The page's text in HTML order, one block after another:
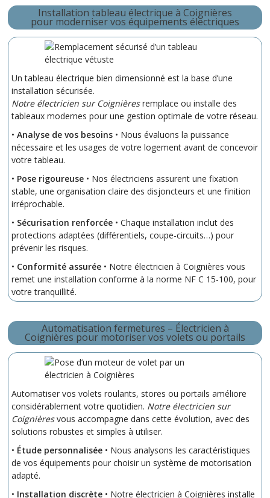
Installation tableau électrique à Coignières
pour moderniser vos équipements électriques
Un tableau électrique bien dimensionné est la base d’une
installation sécurisée.
Notre électricien sur Coignièresremplace ou installe des
tableaux modernes pour une gestion optimale de votre réseau.
• Analyse de vos besoins • Nous évaluons la puissance
nécessaire et les usages de votre logement avant de concevoir
votre tableau.
• Pose rigoureuse • Nos électriciens assurent une fixation
stable, une organisation claire des disjoncteurs et une finition
irréprochable.
• Sécurisation renforcée • Chaque installation inclut des
protections adaptées (différentiels, coupe-circuits…) pour
prévenir les risques.
• Conformité assurée • Notre électricien à Coignières vous
remet une installation conforme à la norme NF C 15-100, pour
votre tranquillité.
Automatisation fermetures – Électricien à
Coignières pour motoriser vos volets ou portails
Automatiser vos volets roulants, stores ou portails améliore
considérablement votre quotidien. Notre électricien sur
Coignièresvous accompagne dans cette évolution, avec des
solutions robustes et simples à utiliser.
• Étude personnalisée • Nous analysons les caractéristiques
de vos équipements pour choisir un système de motorisation
adapté.
• Installation discrète • Notre électricien à Coignières installe